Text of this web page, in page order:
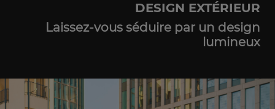
DESIGN EXTÉRIEUR
Laissez-vous séduire par un design
lumineux